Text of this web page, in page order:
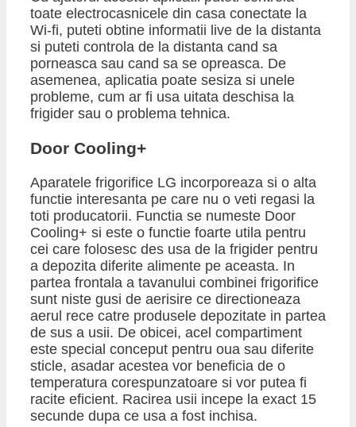
toate electrocasnicele din casa conectate la
Wi-fi, puteti obtine informatii live de la distanta
si puteti controla de la distanta cand sa
porneasca sau cand sa se opreasca. De
asemenea, aplicatia poate sesiza si unele
probleme, cum ar fi usa uitata deschisa la
frigider sau o problema tehnica.
​Door Cooling+
Aparatele frigorifice LG incorporeaza si o alta
functie interesanta pe care nu o veti regasi la
toti producatorii. Functia se numeste Door
Cooling+ si este o functie foarte utila pentru
cei care folosesc des usa de la frigider pentru
a depozita diferite alimente pe aceasta. In
partea frontala a tavanului combinei frigorifice
sunt niste gusi de aerisire ce directioneaza
aerul rece catre produsele depozitate in partea
de sus a usii. De obicei, acel compartiment
este special conceput pentru oua sau diferite
sticle, asadar acestea vor beneficia de o
temperatura corespunzatoare si vor putea fi
racite eficient. Racirea usii incepe la exact 15
secunde dupa ce usa a fost inchisa.